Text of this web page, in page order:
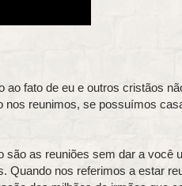
fato de eu e outros cristãos
nos reunimos, se possuímos
as reuniões sem dar a você
Quando nos referimos a estar